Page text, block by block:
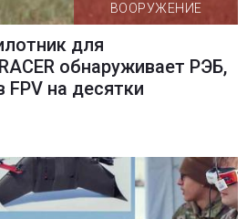
ВООРУЖЕНИЕ
для
обнаруживает РЭБ,
на десятки